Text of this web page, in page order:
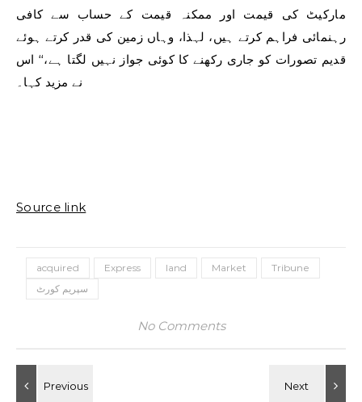
مارکیٹ کی قیمت اور ممکنہ قیمت کے حساب سے کافی
رہنمائی فراہم کرتے ہیں، لہذا، وہاں زمین کی قدر کرتے ہوئے
قدیم تصورات کو جاری رکھنے کا کوئی جواز نہیں لگتا ہے،‘‘ اس
نے مزید کہا۔
Source link
acquired Express land Market
Tribune
سپریم کورٹ
No Comments